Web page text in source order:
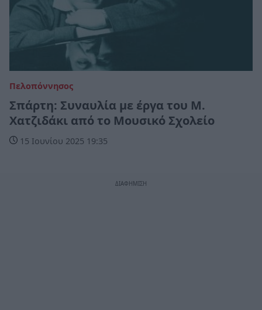
Πελοπόννησος
Σπάρτη: Συναυλία με έργα του Μ.
Χατζιδάκι από το Μουσικό Σχολείο
15 Ιουνίου 2025 19:35